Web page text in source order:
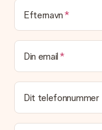
Leveringstid,
Kan jeg vælge en
Det er ikke muligt at
Hvad er
gave?
Leveringstiden findes
at vores postfirma
Efternavn
Din email
Dit telefonnummer